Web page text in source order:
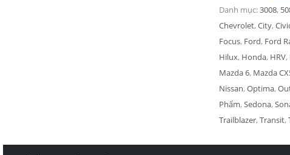
Danh mục:3008,
Chevrolet,City,
Focus, Ford, Ford
Hilux, Honda, HRV,
Mazda 6, Mazda
Nissan,Optima,
Phẩm,Sedona,
Trailblazer,Transit,